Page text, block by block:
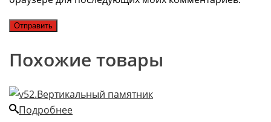
Похожие товары
Подробнее